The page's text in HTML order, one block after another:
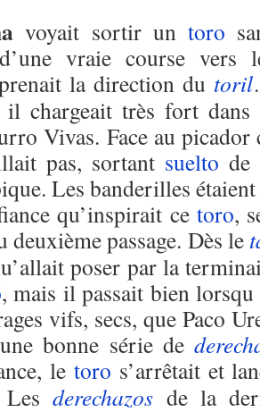
voyait sortir un toro
vraie course vers
la direction du toril
il chargeait très fort dans
Vivas. Face au picador
pas, sortant suelto de
Les banderilles étaient
qu’inspirait ce toro,
deuxième passage. Dès le
poser par la
, mais il passait bien
vifs, secs, que Paco
bonne série de
le toro s’arrêtait et
Lesderechazos de la